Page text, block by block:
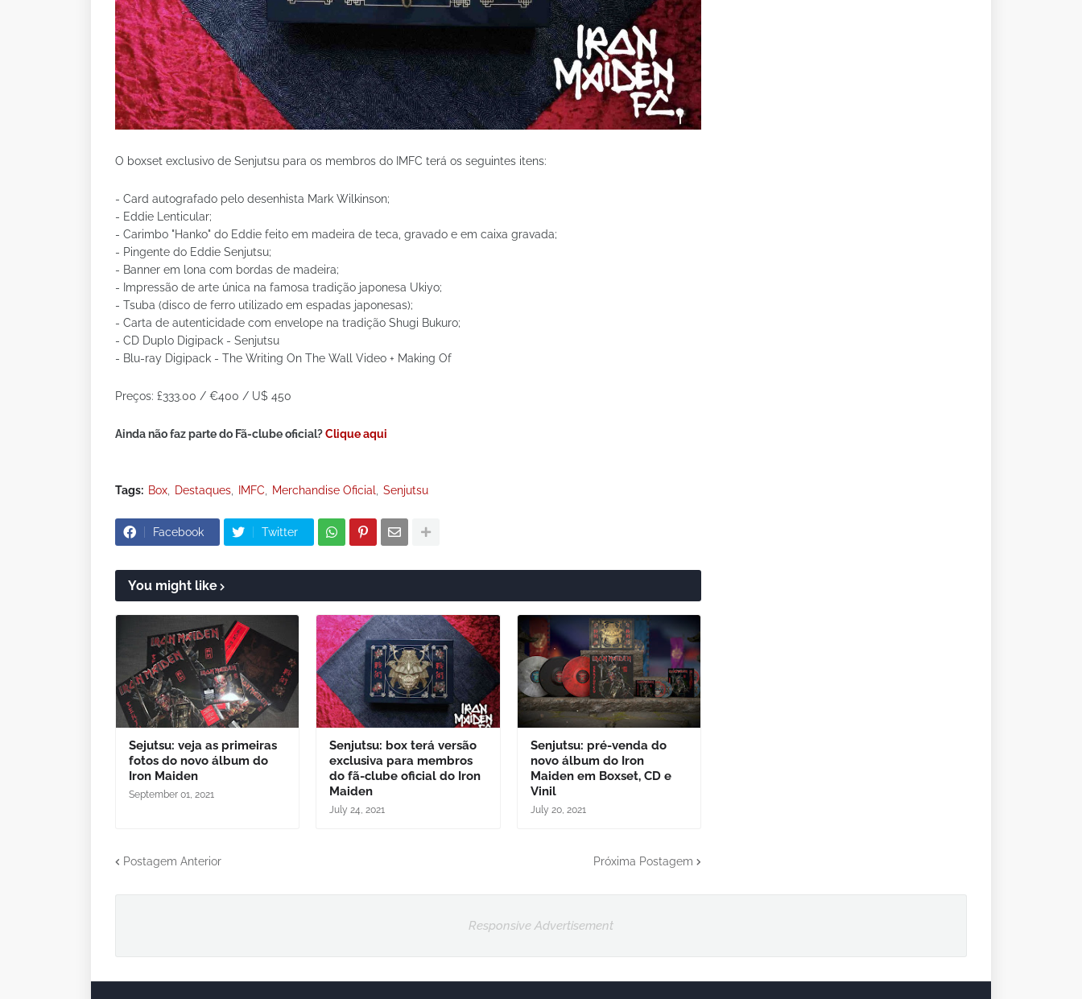
O boxset exclusivo de Senjutsu para os membros do IMFC terá os seguintes itens:
- Card autografado pelo desenhista Mark Wilkinson;
- Eddie Lenticular;
- Carimbo "Hanko" do Eddie feito em madeira de teca, gravado e em caixa gravada;
- Pingente do Eddie Senjutsu;
- Banner em lona com bordas de madeira;
- Impressão de arte única na famosa tradição japonesa Ukiyo;
- Tsuba (disco de ferro utilizado em espadas japonesas);
- Carta de autenticidade com envelope na tradição Shugi Bukuro;
- CD Duplo Digipack - Senjutsu
- Blu-ray Digipack - The Writing On The Wall Video + Making Of
Preços: £333.00 / €400 / U$ 450
Ainda não faz parte do Fã-clube oficial?Clique aqui
Tags: Box Destaques IMFC Merchandise Oficial Senjutsu
Facebook Twitter
You might like
Sejutsu: veja as primeiras
fotos do novo álbum do
Iron Maiden
September 01, 2021
Senjutsu: box terá versão
exclusiva para membros
do fã-clube oficial do Iron
Maiden
July 24, 2021
Senjutsu: pré-venda do
novo álbum do Iron
Maiden em Boxset, CD e
Vinil
July 20, 2021
Postagem Anterior Próxima Postagem
Responsive Advertisement